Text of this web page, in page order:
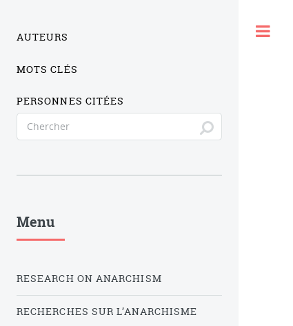
AUTEURS
MOTS CLÉS
PERSONNES CITÉES
Menu
RESEARCH ON ANARCHISM
RECHERCHES SUR L’ANARCHISME